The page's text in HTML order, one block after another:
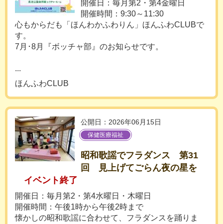
開催日：毎月第2・第4金曜日
開催時間：9:30～11:30
心もからだも「ほんわかふわりん」ほんふわCLUBで
す。
7月･8月『ボッチャ部』のお知らせです。
...
ほんふわCLUB
公開日：2026年06月15日
保健医療福祉
昭和歌謡でフラダンス 第31
回 見上げてごらん夜の星を
イベント終了
開催日：毎月第2・第4水曜日・木曜日
開催時間：午後1時から午後2時まで
懐かしの昭和歌謡に合わせて、フラダンスを踊りま